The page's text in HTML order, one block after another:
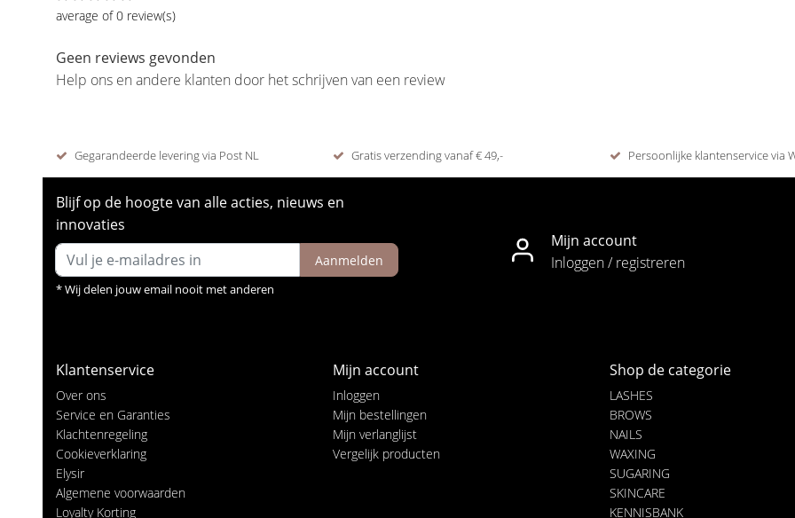
average of 0 review(s)
Geen reviews gevonden
Help ons en andere klanten door het schrijven van een review
Gegarandeerde levering via Post NL Gratis verzending vanaf € 49,- Persoonlijke klantenservice via
Blijf op de hoogte van alle acties, nieuws en
innovaties
Aanmelden
* Wij delen jouw email nooit met anderen
Mijn account
Inloggen / registreren
Klantenservice
Over ons
Service en Garanties
Klachtenregeling
Cookieverklaring
Elysir
Algemene voorwaarden
Loyalty Korting
Mijn account
Inloggen
Mijn bestellingen
Mijn verlanglijst
Vergelijk producten
Shop de categorie
LASHES
BROWS
NAILS
WAXING
SUGARING
SKINCARE
KENNISBANK